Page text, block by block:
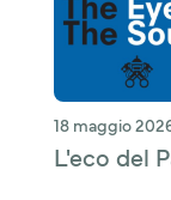
18 maggio
L'eco del